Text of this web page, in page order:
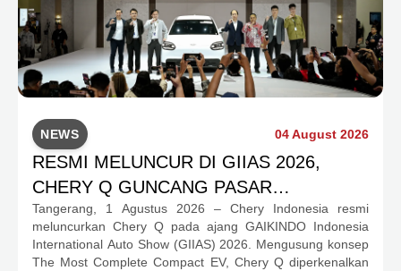
NEWS 04 August 2026
RESMI MELUNCUR DI GIIAS 2026,
CHERY Q GUNCANG PASAR
OTOMOTIF MELALUI HARGA SPESIAL
MULAI RP239,9 JUTA
Tangerang, 1 Agustus 2026 – Chery Indonesia resmi
meluncurkan Chery Q pada ajang GAIKINDO Indonesia
International Auto Show (GIIAS) 2026. Mengusung konsep
The Most Complete Compact EV, Chery Q diperkenalkan